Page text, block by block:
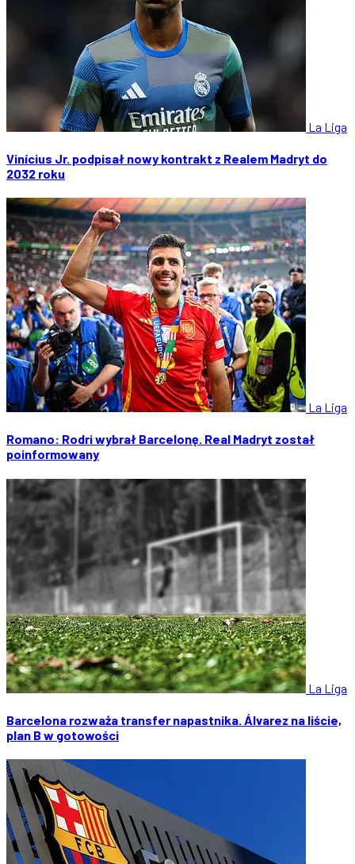
La Liga
Vinícius Jr. podpisał nowy kontrakt z Realem Madryt do
2032 roku
La Liga
Romano: Rodri wybrał Barcelonę. Real Madryt został
poinformowany
La Liga
Barcelona rozważa transfer napastnika. Álvarez na liście,
plan B w gotowości